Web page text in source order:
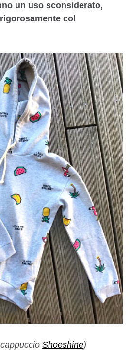
un uso sconsiderato,
col
Shoeshine)